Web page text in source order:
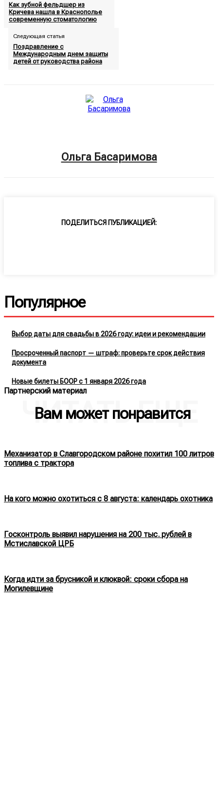
Как зубной фельдшер из
Кричева нашла в Краснополье
современную стоматологию
Следующая статья
Поздравление с
Международным днем защиты
детей от руководства района
Ольга Басаримова
ПОДЕЛИТЬСЯ ПУБЛИКАЦИЕЙ:
Популярное
Выбор даты для свадьбы в 2026 году: идеи и рекомендации
Просроченный паспорт — штраф: проверьте срок действия
документа
Новые билеты БООР с 1 января 2026 года
Партнерский материал
Вам может понравится
ЧИТАТЬ ЕЩЕ
Механизатор в Славгородском районе похитил 100 литров
топлива с трактора
На кого можно охотиться с 8 августа: календарь охотника
Госконтроль выявил нарушения на 200 тыс. рублей в
Мстиславской ЦРБ
Когда идти за брусникой и клюквой: сроки сбора на
Могилевщине